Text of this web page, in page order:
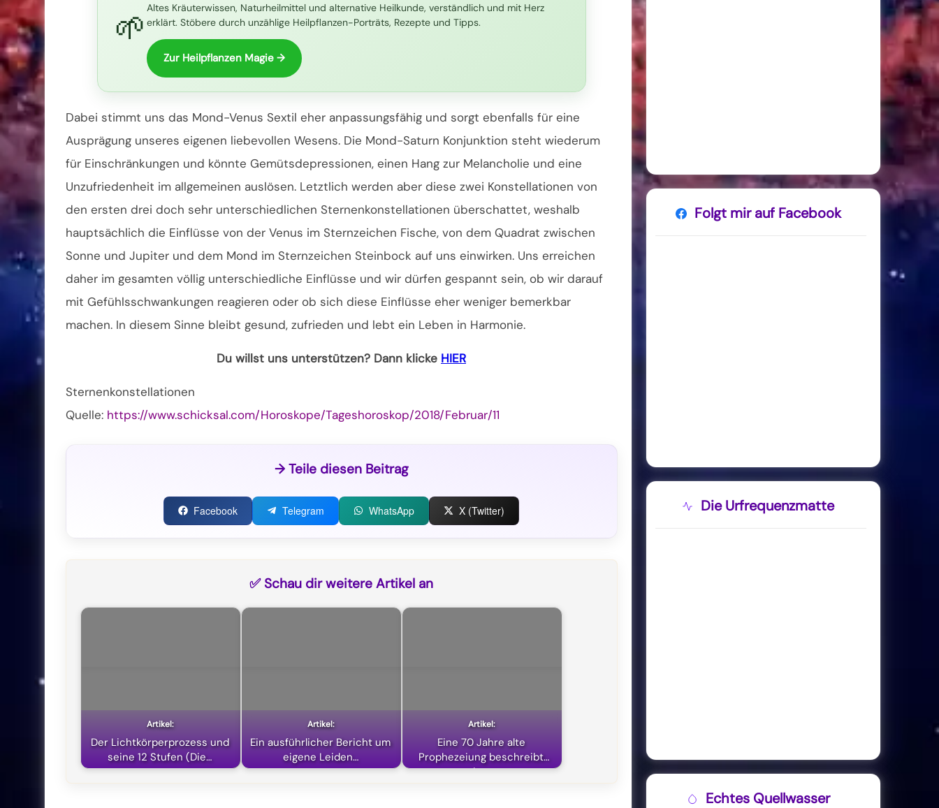
🌱 Altes Kräuterwissen, Naturheilmittel und alternative Heilkunde, verständlich und mit Herz
erklärt. Stöbere durch unzählige Heilpflanzen-Porträts, Rezepte und Tipps.
Zur Heilpflanzen Magie →
Dabei stimmt uns das Mond-Venus Sextil eher anpassungsfähig und sorgt ebenfalls für eine
Ausprägung unseres eigenen liebevollen Wesens. Die Mond-Saturn Konjunktion steht wiederum
für Einschränkungen und könnte Gemütsdepressionen, einen Hang zur Melancholie und eine
Unzufriedenheit im allgemeinen auslösen. Letztlich werden aber diese zwei Konstellationen von
den ersten drei doch sehr unterschiedlichen Sternenkonstellationen überschattet, weshalb
hauptsächlich die Einflüsse von der Venus im Sternzeichen Fische, von dem Quadrat zwischen
Sonne und Jupiter und dem Mond im Sternzeichen Steinbock auf uns einwirken. Uns erreichen
daher im gesamten völlig unterschiedliche Einflüsse und wir dürfen gespannt sein, ob wir darauf
mit Gefühlsschwankungen reagieren oder ob sich diese Einflüsse eher weniger bemerkbar
machen. In diesem Sinne bleibt gesund, zufrieden und lebt ein Leben in Harmonie.
Du willst uns unterstützen? Dann klicke HIER
Sternenkonstellationen
Quelle: https://www.schicksal.com/Horoskope/Tageshoroskop/2018/Februar/11
→ Teile diesen Beitrag
Facebook Telegram WhatsApp X (Twitter)
✅ Schau dir weitere Artikel an
Der Lichtkörperprozess und
seine 12 Stufen (Die…
Ein ausführlicher Bericht um
eigene Leiden…
Eine 70 Jahre alte
Prophezeiung beschreibt
den…
Folgt mir auf Facebook
Die Urfrequenzmatte
Echtes Quellwasser